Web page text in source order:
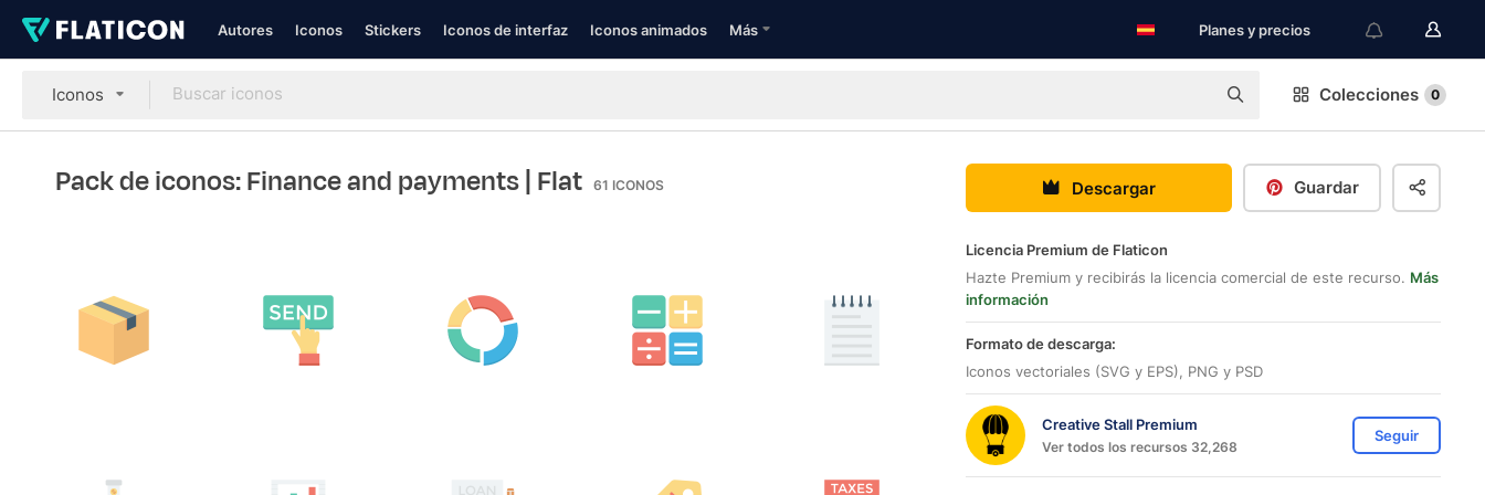
Autores Iconos Stickers Iconos de interfaz Iconos animados Más Planes y precios
Iconos Colecciones 0
Pack de iconos: Finance and payments| Flat 61 ICONOS Descargar Guardar
Licencia Premium de Flaticon
Hazte Premium y recibirás la licencia comercial de este recurso. Más
información
Formato de descarga:
Iconos vectoriales (SVG y EPS), PNG y PSD
Creative Stall Premium
Ver todos los recursos 32,268
Seguir